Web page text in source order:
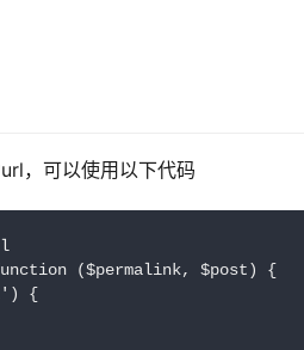
，可以使用以下代码
($permalink, $post) {
{